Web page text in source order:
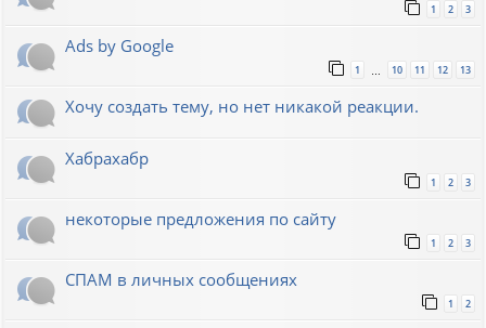
1 2 3
Ads by Google
1 10 11 12 13
Хочу создать тему, но нет никакой реакции.
Хабрахабр
1 2 3
некоторые предложения по сайту
1 2 3
СПАМ в личных сообщениях
1 2